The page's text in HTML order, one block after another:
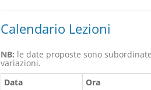
Calendario Lezioni
NB: le date proposte sono
variazioni.
Data
Ora